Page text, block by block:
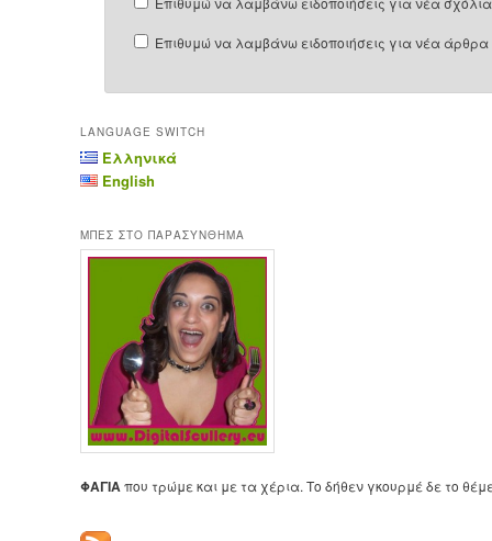
Επιθυμώ να λαμβάνω ειδοποιήσεις για νέα
LANGUAGE SWITCH
Ελληνικά
English
ΜΠΕΣ ΣΤΟ ΠΑΡΑΣΥΝΘΗΜΑ
ΦΑΓΙΑπου τρώμε και με τα χέρια. Το δήθεν γκουρμέ δε το